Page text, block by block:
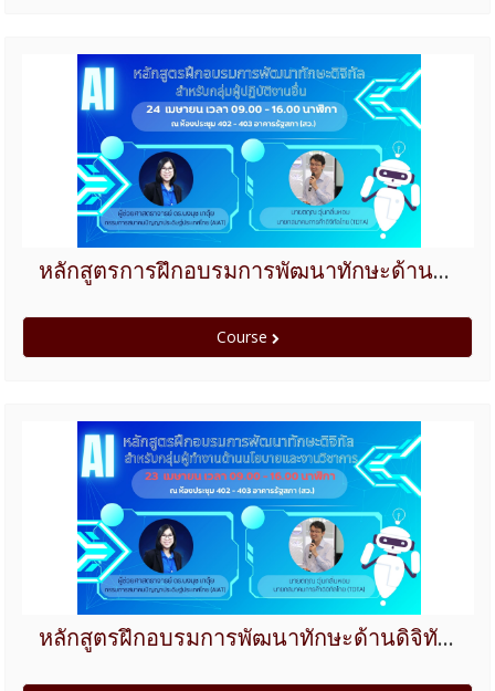
หลักสูตรการฝึกอบรมการพัฒนาทักษะด้านดิจิทัลสำหรับกลุ่มผู้ปฏิบัติงานอื่น ปีงบประมาณ 2568
Course
หลักสูตรฝึกอบรมการพัฒนาทักษะด้านดิจิทัลสำหรับกลุ่มผู้ทำงานด้านนโยบายและงานวิชาการ ปีงบประมาณ 2568